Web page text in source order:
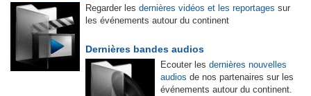
Regarder les dernières vidéos et les reportages sur
les événements autour du continent
Dernières bandes audios
Ecouter les dernières nouvelles
audios de nos partenaires sur les
événements autour du continent.